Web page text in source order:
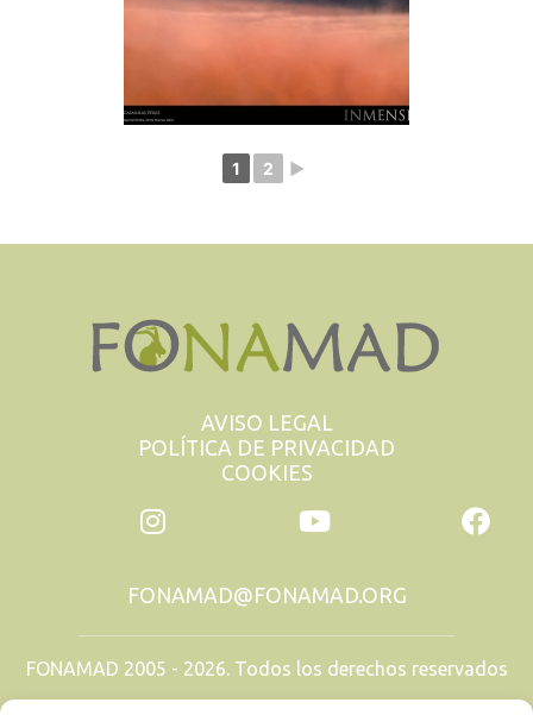
1 2 ►
AVISO LEGAL
POLÍTICA DE PRIVACIDAD
COOKIES
FONAMAD@FONAMAD.ORG
FONAMAD 2005 - 2026. Todos los derechos reservados